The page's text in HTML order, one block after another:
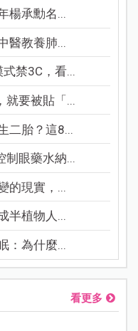
楊承勳名...
醫教養肺...
禁3C，看...
就要被貼「...
二胎？這8...
制眼藥水納...
的現實，...
半植物人...
：為什麼...
看更多